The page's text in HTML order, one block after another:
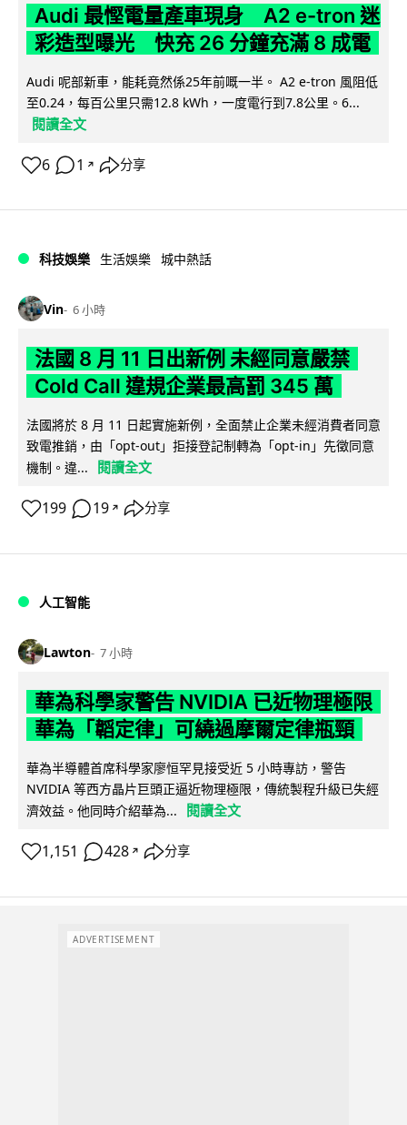
Audi 最慳電量產車現身 A2 e-tron 迷
彩造型曝光 快充 26 分鐘充滿 8 成電
Audi 呢部新車，能耗竟然係25年前嘅一半。 A2 e-tron 風阻低
至0.24，每百公里只需12.8 kWh，一度電行到7.8公里。6...
閱讀全文
6 1 ↗ 分享
科技娛樂 生活娛樂 城中熱話
Vin 6 小時
法國 8 月 11 日出新例 未經同意嚴禁
Cold Call 違規企業最高罰 345 萬
法國將於 8 月 11 日起實施新例，全面禁止企業未經消費者同意
致電推銷，由「opt-out」拒接登記制轉為「opt-in」先徵同意
機制。違...
閱讀全文
199 19 ↗ 分享
人工智能
Lawton 7 小時
華為科學家警告 NVIDIA 已近物理極限
華為「韜定律」可繞過摩爾定律瓶頸
華為半導體首席科學家廖恒罕見接受近 5 小時專訪，警告
NVIDIA 等西方晶片巨頭正逼近物理極限，傳統製程升級已失經
濟效益。他同時介紹華為...
閱讀全文
1,151 428 ↗ 分享
ADVERTISEMENT